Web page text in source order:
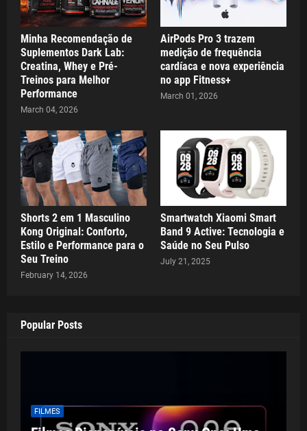
Minha Recomendação de
Suplementos Dark Lab:
Creatina, Whey e Pré-
Treinos para Melhor
Performance
March 04, 2026
AirPods Pro 3 trazem
medição de frequência
cardíaca e nova experiência
no app Fitness+
March 01, 2026
Shorts 2 em 1 Masculino
Kong Original: Conforto,
Estilo e Performance para o
Seu Treino
February 14, 2026
Smartwatch Xiaomi Smart
Band 9 Active: Tecnologia e
Saúde no Seu Pulso
July 21, 2025
Popular Posts
FILMES